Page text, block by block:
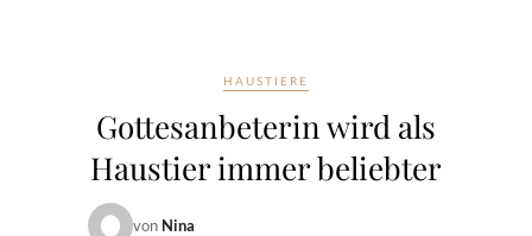
HAUSTIERE
Gottesanbeterin wird als
Haustier immer beliebter
von Nina